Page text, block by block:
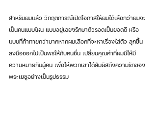
สำหรับผมแล้ว วิกฤตการณ์เปิดโอกาสให้ผมได้เลือกว่าผมจะ
เป็นคนแบบไหน แบบอยู่เฉยๆรักษาตัวรอดเป็นยอดดี หรือ
แบบที่ท้าทายกว่ามากหากผมเลือกที่จะหาเรื่องใส่ตัว ลุกขึ้น
ลงมือออกไปเป็นพรให้กับคนอื่น เปลี่ยนคุณค่าที่ผมมีให้มี
ความหมายกับผู้คน เพื่อให้พวกเขาได้สัมผัสถึงความรักของ
พระเยซูอย่างเป็นรูปธรรม